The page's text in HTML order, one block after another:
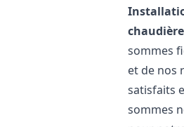
sommes
et de nos
satisfaits
sommes